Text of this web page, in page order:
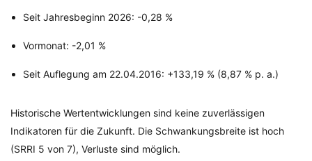
Seit Jahresbeginn 2026: -0,28 %
Vormonat: -2,01 %
Seit Auflegung am 22.04.2016: +133,19 % (8,87 % p. a.)
Historische Wertentwicklungen sind keine zuverlässigen
Indikatoren für die Zukunft. Die Schwankungsbreite ist hoch
(SRRI 5 von 7), Verluste sind möglich.